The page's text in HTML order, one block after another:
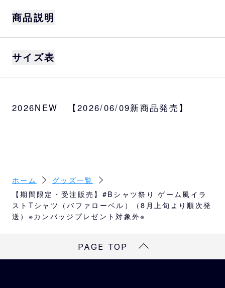
商品説明
S、M、L、XL
カラー
素材
サイズ表
S 49 44 19
XL 78 58
※ サイズは目安になります
2026NEW 【2026/06/09新商品発売】
ホーム
グッズ一覧
【期間限定・受注販売】#Bシャツ祭り ゲーム風イラ
ストTシャツ（バファローベル）（8月上旬より順次発
送）※カンバッジプレゼント対象外※
PAGE TOP